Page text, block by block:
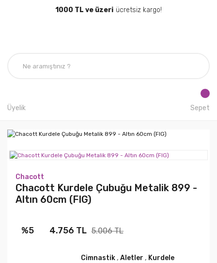
1000 TL ve üzeri ücretsiz kargo!
Üyelik Sepet
Chacott
Chacott Kurdele Çubuğu Metalik 899 -
Altın 60cm (FIG)
%5 4.756 TL 5.006 TL
Cimnastik,Aletler , Kurdele